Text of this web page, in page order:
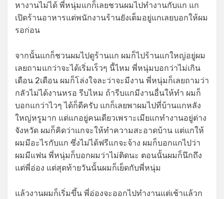
หางานไม่ได้ พี่หนุ่มแกก็เลยชวนผมไปทำงานกับแก แก
เปิดร้านอาหารแต่พนักงานร้านยังเต็มอยู่แกเลยบอกให้ผม
รอก่อน
จากนั้นแกก็ชวนผมไปดูร้านแก ผมก็ไปร้านแกใหญ่อยู่ผม
เลยถามแกว่าจะได้เริ่มเร็วๆ นี้ไหม พี่หนุ่มบอกว่าไม่เกิน
เดือน 2เดือน ผมก็โล่งใจละว่าจะมีงาน พี่หนุ่มก็เลยถามว่า
กลัวไม่ได้งานหรอ รีบไหม ถ้ารีบแกมีงานอื่นให้ทำ ผมก็
บอกแกว่าไวๆ ได้ก็ดีครับ แกก็เลยพาผมไปที่บ้านแกหลัง
ใหญ่หรูมาก แต่แกอยู่คนเดียวเพราะเมียแกทำงานอยู่ต่าง
จังหวัด ผมก็คิดว่าแกจะให้ทำความสะอาดบ้าน แต่แกให้
ผมมีอะไรกับแก ซึ่งไม่ได้ฟรีแกจะจ้าง ผมก็บอกแกไปว่า
ผมมีแฟน พี่หนุ่มก็บอกผมว่าไม่ติดนะ ตอนนั้นผมก็นึกถึง
แต่พี่อ่อง แต่สุดท้ายวันนั้นผมก็เย็ดกับพี่หนุ่ม
แล้วงานผมก็เริ่มขึ้น พี่อ่องจะออกไปทำงานแต่เช้าแล้วก